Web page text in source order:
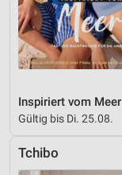
Inspiriert vom Meer
Gültig bis Di. 25.08.
Tchibo